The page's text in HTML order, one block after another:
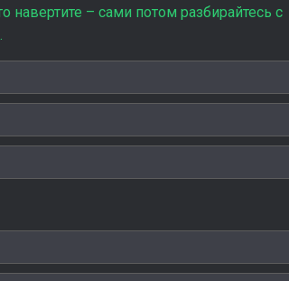
– сами потом разбирайтесь с